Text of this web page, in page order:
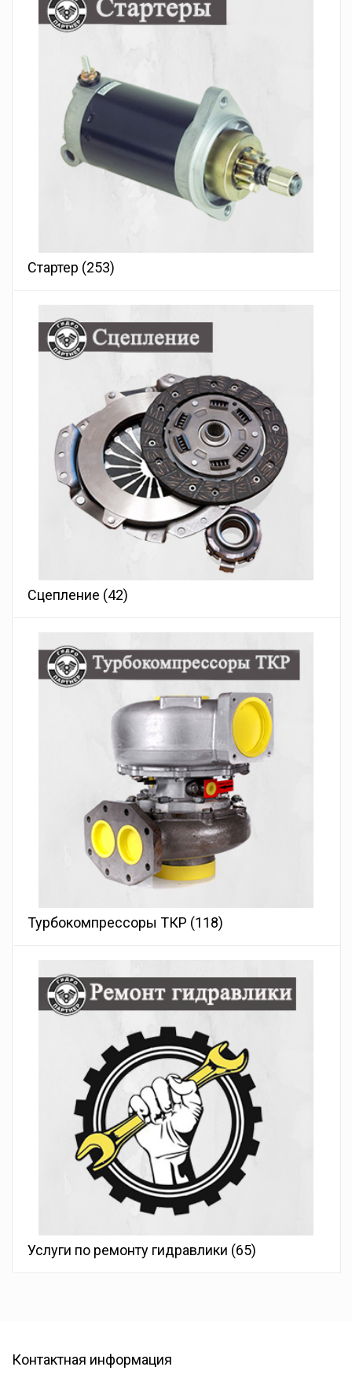
Стартер (253)
Сцепление (42)
Турбокомпрессоры ТКР (118)
Услуги по ремонту гидравлики (65)
Контактная информация